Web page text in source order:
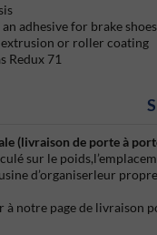
adhesive for brake shoes
extrusion or roller coating
Redux 71
(livraison de porte à
sur le
d’organiserleur
à notre page de livraison